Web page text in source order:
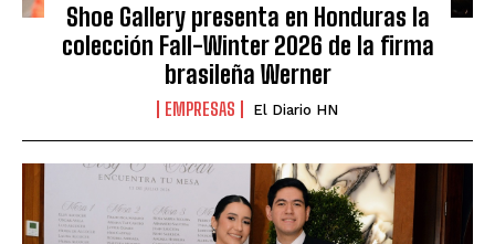
Shoe Gallery presenta en Honduras la
colección Fall-Winter 2026 de la firma
brasileña Werner
EMPRESAS El Diario HN